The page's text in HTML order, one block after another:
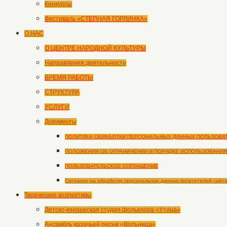
Конкурсы
Фестиваль «СТЕПНАЯ ГОРЛИНКА»
О НАС
О ЦЕНТРЕ НАРОДНОЙ КУЛЬТУРЫ
Направления деятельности
ВРЕМЯ РАБОТЫ
СТРУКТУРА
УСЛУГИ
Документы
ПОЛИТИКА ОБРАБОТКИ ПЕРСОНАЛЬНЫХ ДАННЫХ
ПОЛОЖЕНИЯ ОБ ОГРАНИЧЕНИИ И ПОРЯДКЕ
ПОЛЬЗОВАТЕЛЬСКОЕ СОГЛАШЕНИЕ
Согласие на обработку персональных данных посетителей сайта
Творческие коллективы
Детско-юношеская студия фольклора «Утица»
Ансамбль казачьей песни «Вольница»